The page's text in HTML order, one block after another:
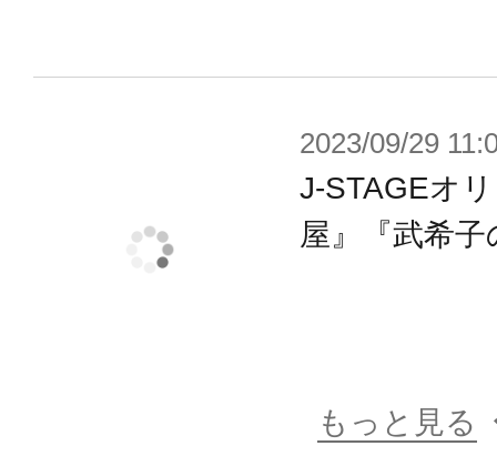
2023/09/29
J-STAGEオ
屋』『武希
もっと見る